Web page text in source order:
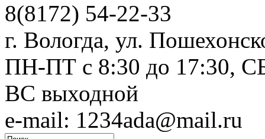
8(8172) 54-22-33
г. Вологда, ул.
ПН-ПТ c 8:30 до 17:30,
ВС выходной
e-mail: 1234ada@mail.ru